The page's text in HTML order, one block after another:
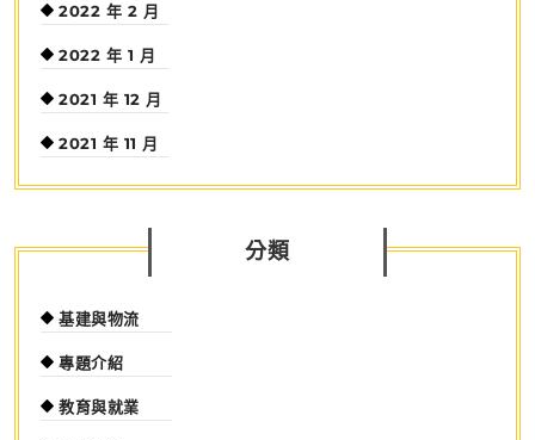
2022 年 2 月
2022 年 1 月
2021 年 12 月
2021 年 11 月
分類
基建與物流
專題介紹
教育與就業